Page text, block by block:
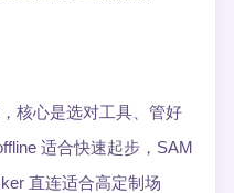
核心是选对工具、管好
适合快速起步，SAM
直连适合高定制场